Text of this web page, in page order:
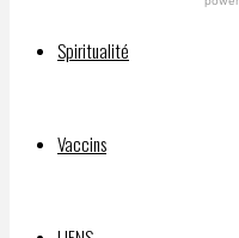
Spiritualité
Vaccins